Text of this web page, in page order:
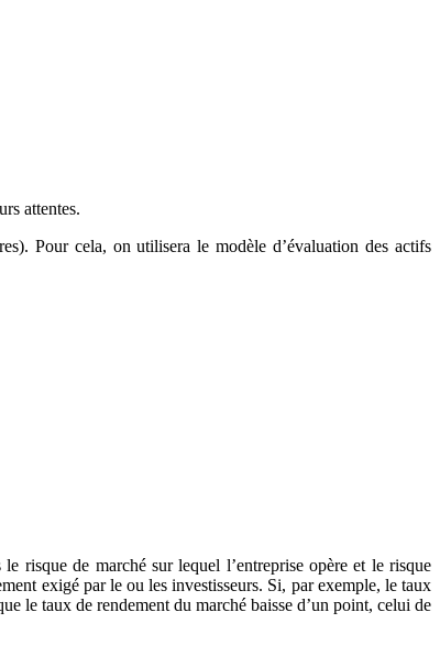
attentes.
Pour cela, on utilisera le modèle d’évaluation des actifs
risque de marché sur lequel l’entreprise opère et le risque
exigé par le ou les investisseurs. Si, par exemple, le taux
le taux de rendement du marché baisse d’un point, celui de